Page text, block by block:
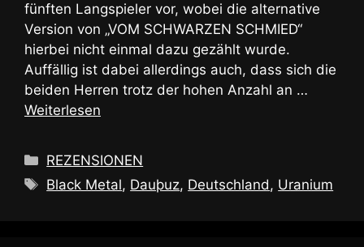
fünften Langspieler vor, wobei die alternative
Version von „VOM SCHWARZEN SCHMIED“
hierbei nicht einmal dazu gezählt wurde.
Auffällig ist dabei allerdings auch, dass sich die
beiden Herren trotz der hohen Anzahl an …
Weiterlesen
Kategorien
REZENSIONEN
Schlagwörter
Black Metal, Dauþuz, Deutschland, Uranium